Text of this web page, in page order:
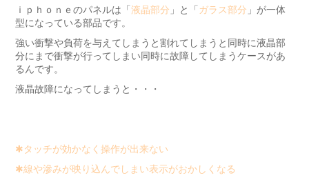
ｉｐｈｏｎｅのパネルは「液晶部分 」と「ガラス部分 」が一体
型になっている部品です。
強い衝撃や負荷を与えてしまうと割れてしまうと同時に液晶部
分にまで衝撃が行ってしまい同時に故障してしまうケースがあ
るんです。
液晶故障になってしまうと・・・
✱タッチが効かなく操作が出来ない
✱線や滲みが映り込んでしまい表示がおかしくなる